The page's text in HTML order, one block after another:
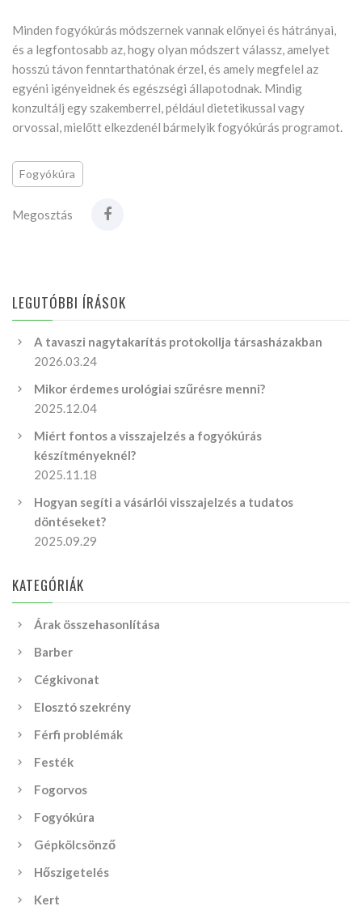
Minden fogyókúrás módszernek vannak előnyei és hátrányai,
és a legfontosabb az, hogy olyan módszert válassz, amelyet
hosszú távon fenntarthatónak érzel, és amely megfelel az
egyéni igényeidnek és egészségi állapotodnak. Mindig
konzultálj egy szakemberrel, például dietetikussal vagy
orvossal, mielőtt elkezdenél bármelyik fogyókúrás programot.
Fogyókúra
Megosztás
LEGUTÓBBI ÍRÁSOK
A tavaszi nagytakarítás protokollja társasházakban
2026.03.24
Mikor érdemes urológiai szűrésre menni?
2025.12.04
Miért fontos a visszajelzés a fogyókúrás
készítményeknél?
2025.11.18
Hogyan segíti a vásárlói visszajelzés a tudatos
döntéseket?
2025.09.29
KATEGÓRIÁK
Árak összehasonlítása
Barber
Cégkivonat
Elosztó szekrény
Férfi problémák
Festék
Fogorvos
Fogyókúra
Gépkölcsönző
Hőszigetelés
Kert